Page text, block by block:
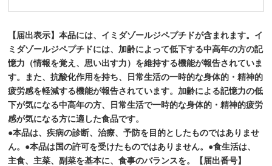
【届出表示】本品には、イミダゾールジペプチドが含まれます。イ
ミダゾールジペプチドには、加齢によって低下する中高年の方の記
憶力（情報を覚え、思い出す力）を維持する機能が報告されていま
す。また、抗酸化作用を持ち、日常生活の一時的な身体的・精神的
疲労感を軽減する機能が報告されています。加齢による記憶力の低
下が気になる中高年の方、日常生活で一時的な身体的・精神的疲労
感が気になる方に適した食品です。
●本品は、疾病の診断、治療、予防を目的としたものではありませ
ん。●本品は国の許可を受けたものではありません。●食生活は、
主食、主菜、副菜を基本に、食事のバランスを。【届出番号】